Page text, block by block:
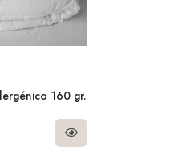
160 gr.